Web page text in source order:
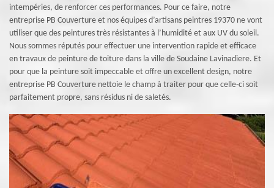
intempéries, de renforcer ces performances. Pour ce faire, notre
entreprise PB Couverture et nos équipes d’artisans peintres 19370 ne vont
utiliser que des peintures très résistantes à l’humidité et aux UV du soleil.
Nous sommes réputés pour effectuer une intervention rapide et efficace
en travaux de peinture de toiture dans la ville de Soudaine Lavinadiere. Et
pour que la peinture soit impeccable et offre un excellent design, notre
entreprise PB Couverture nettoie le champ à traiter pour que celle-ci soit
parfaitement propre, sans résidus ni de saletés.